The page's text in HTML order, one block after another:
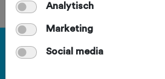
Haal meer uit
Analytisch
Marketing
Social media